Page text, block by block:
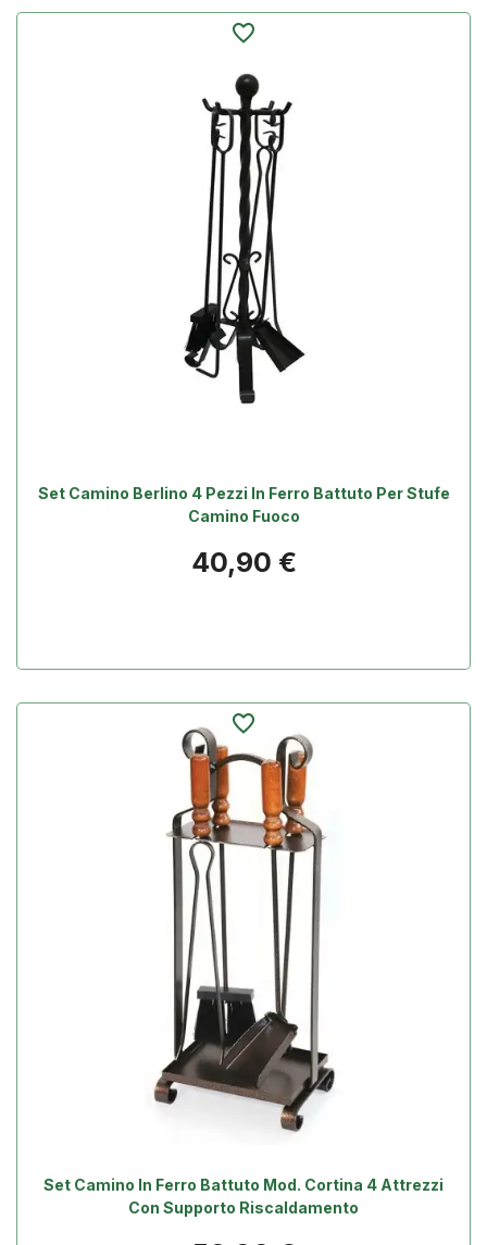
Set Camino Berlino 4 Pezzi In Ferro Battuto Per Stufe
Camino Fuoco
Prezzo
40,90 €
Set Camino In Ferro Battuto Mod. Cortina 4 Attrezzi
Con Supporto Riscaldamento